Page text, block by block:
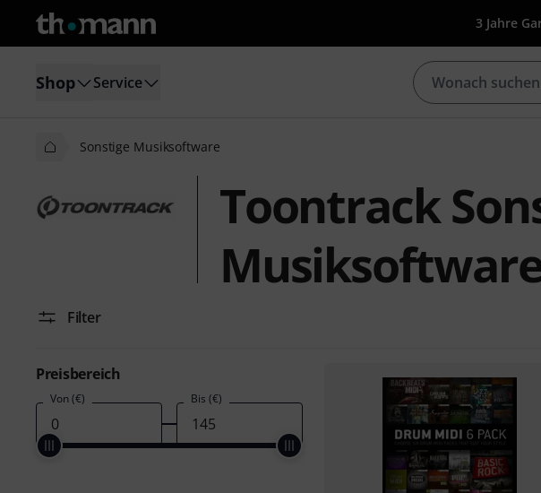
3 Jahre
Shop Service
Sonstige Musiksoftware
Toontrack
Filter
Preisbereich
Von (€) Bis (€)